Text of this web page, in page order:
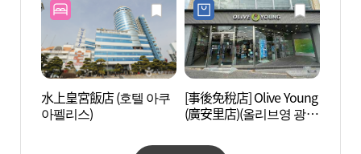
水上皇宮飯店 (호텔 아쿠
아펠리스)
[事後免稅店] Olive Young
(廣安里店)(올리브영 광안